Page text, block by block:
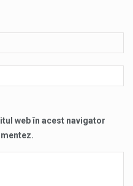
web în acest navigator